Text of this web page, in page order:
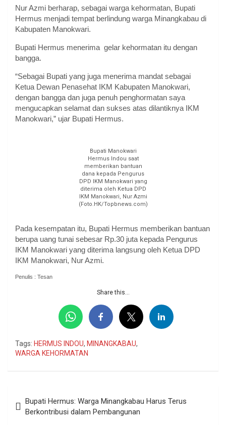
Nur Azmi berharap, sebagai warga kehormatan, Bupati
Hermus menjadi tempat berlindung warga Minangkabau di
Kabupaten Manokwari.
Bupati Hermus menerima gelar kehormatan itu dengan
bangga.
“Sebagai Bupati yang juga menerima mandat sebagai
Ketua Dewan Penasehat IKM Kabupaten Manokwari,
dengan bangga dan juga penuh penghormatan saya
mengucapkan selamat dan sukses atas dilantiknya IKM
Manokwari,” ujar Bupati Hermus.
Bupati Manokwari
Hermus Indou saat
memberikan bantuan
dana kepada Pengurus
DPD IKM Manokwari yang
diterima oleh Ketua DPD
IKM Manokwari, Nur Azmi
(Foto.HK/Topbnews.com)
Pada kesempatan itu, Bupati Hermus memberikan bantuan
berupa uang tunai sebesar Rp.30 juta kepada Pengurus
IKM Manokwari yang diterima langsung oleh Ketua DPD
IKM Manokwari, Nur Azmi.
Penulis : Tesan
Share this...
Tags: HERMUS INDOU, MINANGKABAU,
WARGA KEHORMATAN
pos
Bupati Hermus: Warga Minangkabau Harus Terus
Berkontribusi dalam Pembangunan